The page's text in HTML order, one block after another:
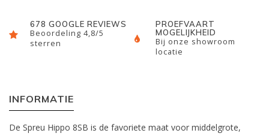
678 GOOGLE REVIEWS
Beoordeling 4,8/5
sterren
PROEFVAART
MOGELIJKHEID
Bij onze showroom
locatie
INFORMATIE
De Spreu Hippo 8SB is de favoriete maat voor middelgrote,